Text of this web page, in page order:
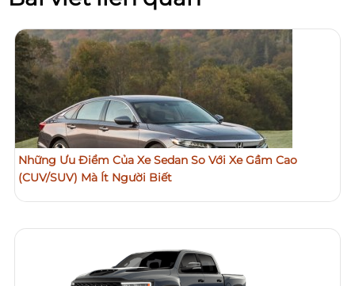
Những Ưu Điểm Của Xe Sedan So Với Xe Gầm Cao
(CUV/SUV) Mà Ít Người Biết